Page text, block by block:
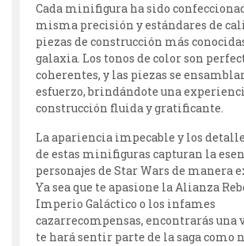
Cada minifigura ha sido
misma precisión y estándares de
piezas de construcción más
galaxia. Los tonos de color son
coherentes, y las piezas se
esfuerzo, brindándote una
construcción fluida y gratificante.
La apariencia impecable y los
de estas minifiguras capturan la
personajes de Star Wars de manera
Ya sea que te apasione la Alianza
Imperio Galáctico o los infames
cazarrecompensas, encontrarás una
te hará sentir parte de la saga como